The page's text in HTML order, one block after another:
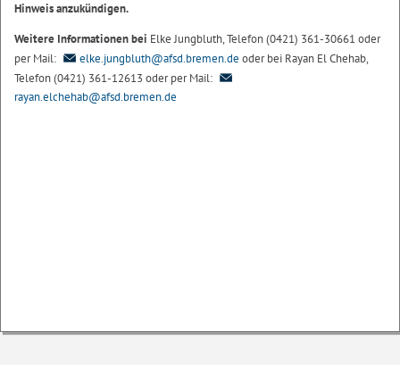
Hinweis anzukündigen.
Weitere Informationen bei Elke Jungbluth, Telefon (0421) 361-30661 oder
per Mail:
elke.jungbluth@afsd.bremen.de oder bei Rayan El Chehab,
Telefon (0421) 361-12613 oder per Mail:
rayan.elchehab@afsd.bremen.de